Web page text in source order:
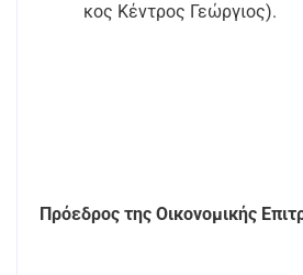
κος Κέντρος Γεώργιος).
Πρόεδρος της Οικονομικής